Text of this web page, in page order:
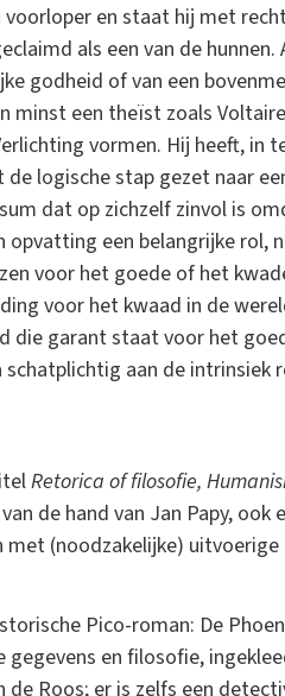
voorloper en staat hij met
als een van de
godheid of van een
minst een theïst zoals
vormen. Hij heeft, in
logische stap gezet naar
dat op zichzelf zinvol is
opvatting een belangrijke
voor het goede of het
voor het kwaad in de
die garant staat voor het
aan de
Retorica of filosofie,
de hand van Jan Papy,
(noodzakelijke)
Pico-roman: De
en filosofie,
de Roos; er is zelfs een